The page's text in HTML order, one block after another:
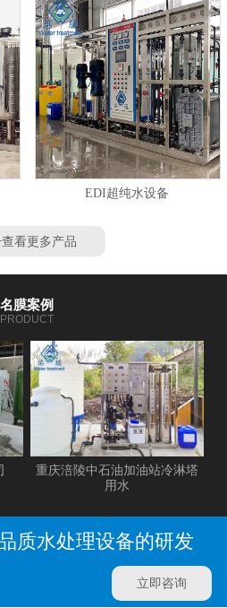
EDI超纯水设备
查看更多产品
名膜案例
PRODUCT
重庆涪陵中石油加油站冷淋塔
用水
质水处理设备的研发
立即咨询